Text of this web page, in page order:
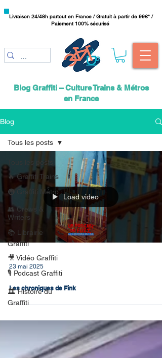
Livraison 24/48h partout en France / Gratuit à partir de 99€* /
Paiement 100% sécurisé
Blog Graffiti – Culture Trains & Métros
en France
Blog
Tous les posts
🔥 Graffiti Trains
🚇 Graffiti Métro
👥 Crews &
Writers
📚 Librairie
Graffiti
🎥 Vidéo Graffiti
🎙 Podcast Graffiti
🏛 Histoire du
Graffiti
Tous les posts
Load video
23 mai 2025
Les chroniques de Fink